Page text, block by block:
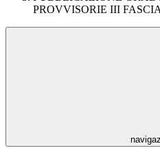
PROVVISORIE III